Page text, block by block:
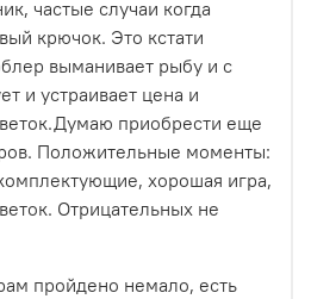
частые случаи когда
крючок. Это кстати
выманивает рыбу и с
и устраивает цена и
приобрести еще
Положительные моменты:
, хорошая игра,
. Отрицательных не
пройдено немало, есть